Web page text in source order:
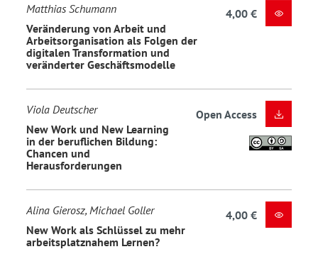
Matthias Schumann
Veränderung von Arbeit und
Arbeitsorganisation als Folgen der
digitalen Transformation und
veränderter Geschäftsmodelle
4,00 €
Viola Deutscher
New Work und New Learning
in der beruflichen Bildung:
Chancen und
Herausforderungen
Open Access
Alina Gierosz, Michael Goller
New Work als Schlüssel zu mehr
arbeitsplatznahem Lernen?
4,00 €